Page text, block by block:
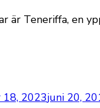
är Teneriffa,
2023juni 20,